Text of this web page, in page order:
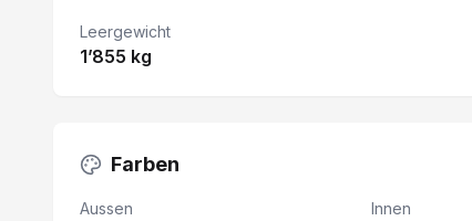
Leergewicht
1’855 kg
Farben
Aussen Innen